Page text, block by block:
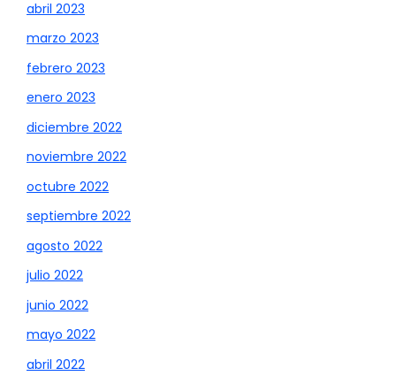
abril 2023
marzo 2023
febrero 2023
enero 2023
diciembre 2022
noviembre 2022
octubre 2022
septiembre 2022
agosto 2022
julio 2022
junio 2022
mayo 2022
abril 2022